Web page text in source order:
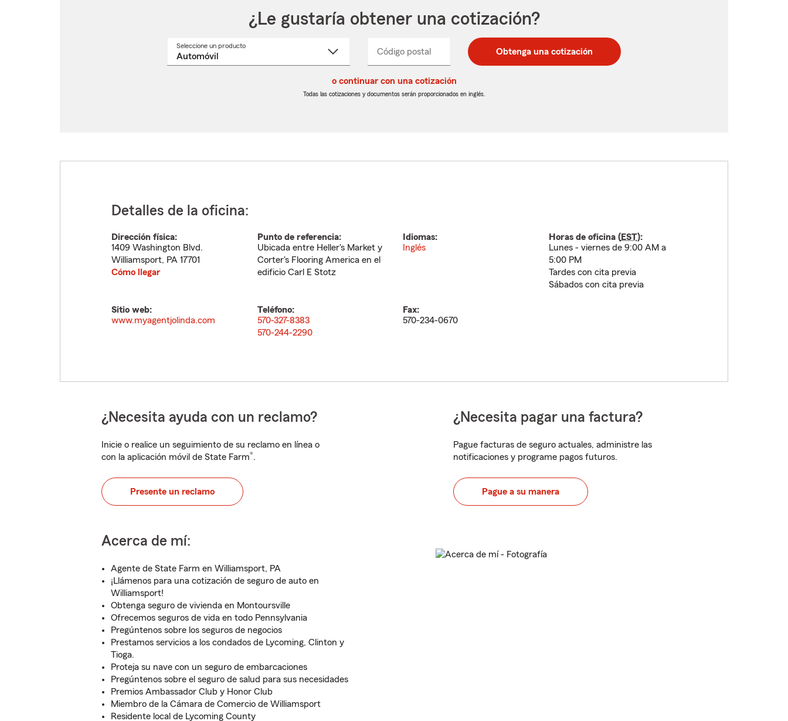
¿Le gustaría obtener una cotización?
Seleccione un productoSeleccione
Código postal
postal
de
postal
de
_____ Obtenga una cotización
o continuar con una cotización
Todas las cotizaciones y documentos serán proporcionados en inglés.
Detalles de la oficina:
Dirección física:
1409 Washington Blvd.
Williamsport, PA 17701
Cómo llegar
Punto de referencia:
Ubicada entre Heller's Market y
Corter's Flooring America en el
edificio Carl E Stotz
Idiomas:
Inglés
Horas de oficina (EST):
Lunes - viernes de 9:00 AM a
5:00 PM
Tardes con cita previa
Sábados con cita previa
Sitio web:
www.myagentjolinda.com
Teléfono:
570-327-8383
570-244-2290
Fax:
570-234-0670
¿Necesita ayuda con un reclamo?
Inicie o realice un seguimiento de su reclamo en línea o
con la aplicación móvil de State Farm®.
Presente un reclamo
¿Necesita pagar una factura?
Pague facturas de seguro actuales, administre las
notificaciones y programe pagos futuros.
Pague a su manera
Acerca de mí:
Agente de State Farm en Williamsport, PA
¡Llámenos para una cotización de seguro de auto en
Williamsport!
Obtenga seguro de vivienda en Montoursville
Ofrecemos seguros de vida en todo Pennsylvania
Pregúntenos sobre los seguros de negocios
Prestamos servicios a los condados de Lycoming, Clinton y
Tioga.
Proteja su nave con un seguro de embarcaciones
Pregúntenos sobre el seguro de salud para sus necesidades
Premios Ambassador Club y Honor Club
Miembro de la Cámara de Comercio de Williamsport
Residente local de Lycoming County